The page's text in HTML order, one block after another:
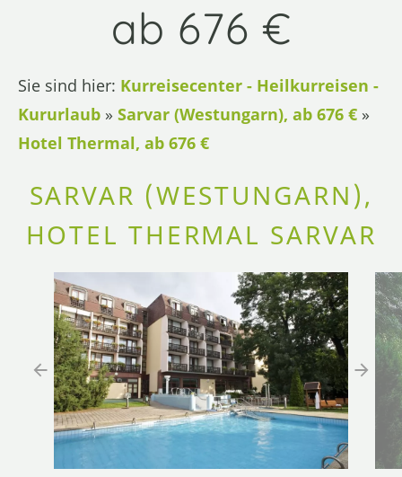
ab 676 €
Sie sind hier: Kurreisecenter - Heilkurreisen -
Kururlaub » Sarvar (Westungarn), ab 676 € »
Hotel Thermal, ab 676 €
SARVAR (WESTUNGARN),
HOTEL THERMAL SARVAR